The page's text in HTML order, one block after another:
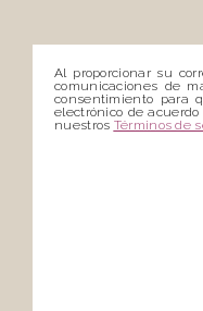
Al proporcionar su
comunicaciones de
consentimiento para
electrónico de
nuestros Términos de